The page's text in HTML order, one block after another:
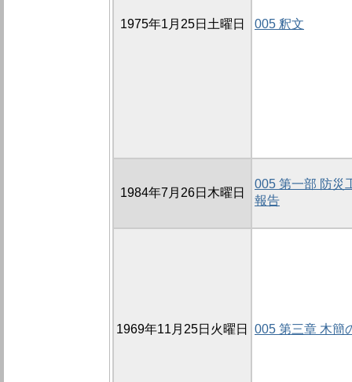
1975年1月25日土曜日 005 釈文
1984年7月26日木曜日
005 第一部 防災
報告
1969年11月25日火曜日 005 第三章 木簡